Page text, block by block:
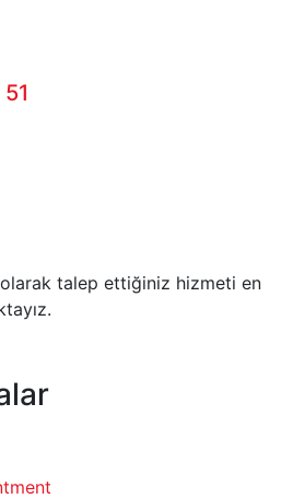
olarak talep ettiğiniz hizmeti en